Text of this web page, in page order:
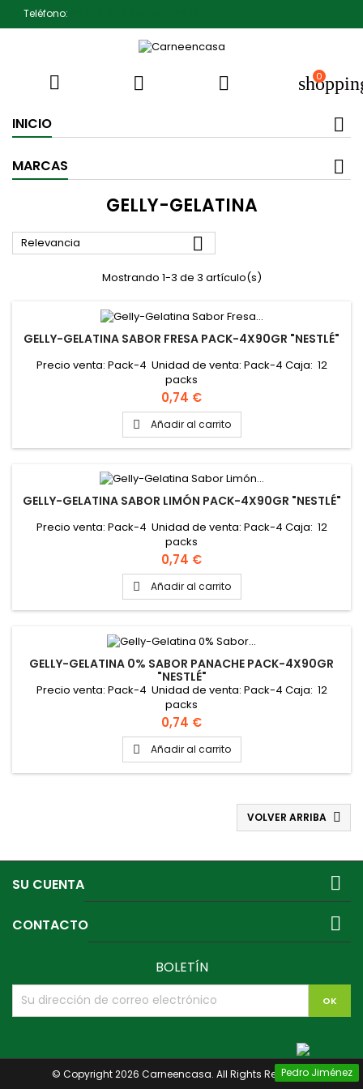
Teléfono:
   0
INICIO
MARCAS
GELLY-GELATINA
Relevancia 
Mostrando 1-3 de 3 artículo(s)
GELLY-GELATINA SABOR FRESA PACK-4X90GR "NESTLÉ"
Precio venta: Pack-4 Unidad de venta: Pack-4 Caja: 12
packs
Precio
0,74 €
 Añadir al carrito
GELLY-GELATINA SABOR LIMÓN PACK-4X90GR "NESTLÉ"
Precio venta: Pack-4 Unidad de venta: Pack-4 Caja: 12
packs
Precio
0,74 €
 Añadir al carrito
GELLY-GELATINA 0% SABOR PANACHE PACK-4X90GR
"NESTLÉ"
Precio venta: Pack-4 Unidad de venta: Pack-4 Caja: 12
packs
Precio
0,74 €
 Añadir al carrito
VOLVER ARRIBA 
SU CUENTA 
CONTACTO 
Pedro Jiménez
BOLETÍN
© Copyright 2026 Carneencasa. All Rights Reserved.